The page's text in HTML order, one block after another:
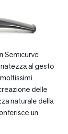
Semicurve
al gesto
delle
naturale della
un